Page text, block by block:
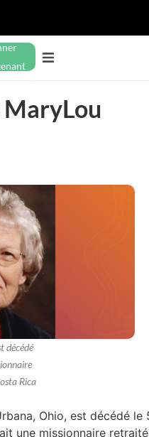
MaryLou
décédé
Rica
Ohio, est décédé le
une missionnaire